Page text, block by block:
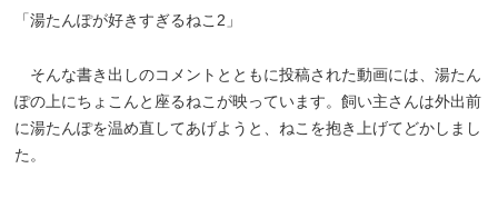
「湯たんぽが好きすぎるねこ2」
そんな書き出しのコメントとともに投稿された動画には、湯たん
ぽの上にちょこんと座るねこが映っています。飼い主さんは外出前
に湯たんぽを温め直してあげようと、ねこを抱き上げてどかしまし
た。